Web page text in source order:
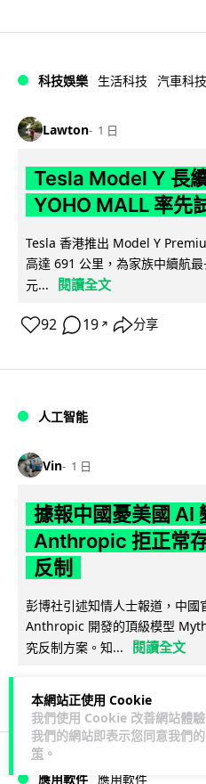
本網站正使用 Cookie
我們使用 Cookie 改善網站體
我們的網站即表示您同意我們的
策 。
科技娛樂 生活科技 汽車科技
Lawton 1 日
Tesla Model Y 長
YOHO MALL 率先
Tesla 香港推出 Model Y
高達 691 公里，為家族中續航
元...
閱讀全文
92 19 ↗ 分享
人工智能
Vin 1 日
據報中國憂美國 AI
Anthropic 拒正常
反制
彭博社引述知情人士報道，中國
Anthropic 開發的頂級模型
究反制方案。知...
閱讀全文
應用軟件 應用軟件